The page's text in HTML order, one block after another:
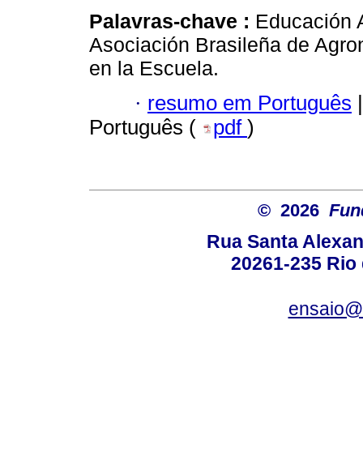
Palavras-chave : Educación
Asociación Brasileña de
en la Escuela.
· resumo em Português |
Português (
pdf )
© 2026
Rua Santa
20261-235